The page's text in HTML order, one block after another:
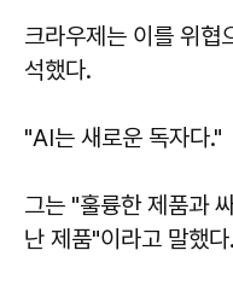
크라우제는 이를 위협
석했다.
"AI는 새로운 독자다."
그는 "훌륭한 제품과
난 제품"이라고 말했다.